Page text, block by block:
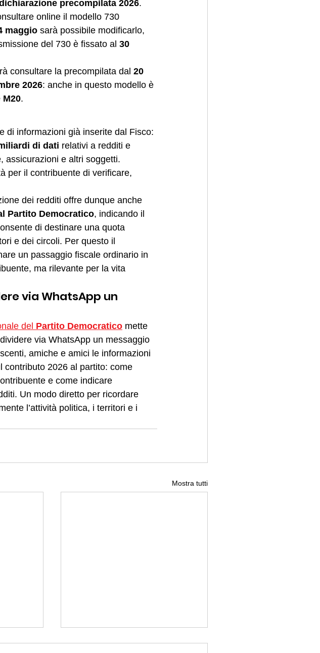
precompilata 2026.
online il modello 730
maggio sarà possibile modificarlo,
del 730 è fissato al 30
consultare la precompilata dal 20
2026: anche in questo modello è
M20.
di informazioni già inserite dal Fisco:
di dati relativi a redditi e
assicurazioni e altri soggetti.
per il contribuente di verificare,
dei redditi offre dunque anche
Partito Democratico, indicando il
di destinare una quota
e dei circoli. Per questo il
un passaggio fiscale ordinario in
ma rilevante per la vita
via WhatsApp un
del Partito Democratico mette
via WhatsApp un messaggio
amiche e amici le informazioni
contributo 2026 al partito: come
e come indicare
Un modo diretto per ricordare
l’attività politica, i territori e i
Mostra tutti